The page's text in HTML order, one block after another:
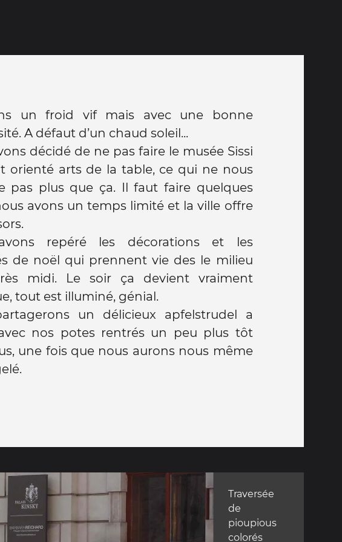
un froid vif mais avec une bonne
A défaut d’un chaud soleil...
décidé de ne pas faire le musée Sissi
orienté arts de la table, ce qui ne nous
pas plus que ça. Il faut faire quelques
avons un temps limité et la ville offre
repéré les décorations et les
de noël qui prennent vie des le milieu
midi. Le soir ça devient vraiment
tout est illuminé, génial.
un délicieux apfelstrudel a
nos potes rentrés un peu plus tôt
une fois que nous aurons nous même
Traversée
de
pioupious
colorés